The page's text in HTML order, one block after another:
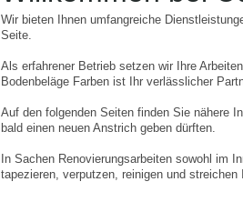
Wir bieten Ihnen umfangreiche
Seite.
Als erfahrener Betrieb setzen wir Ihre
Bodenbeläge Farben ist Ihr verlässlicher
Auf den folgenden Seiten finden Sie nähere
bald einen neuen Anstrich geben dürften.
In Sachen Renovierungsarbeiten sowohl im
tapezieren, verputzen, reinigen und streichen